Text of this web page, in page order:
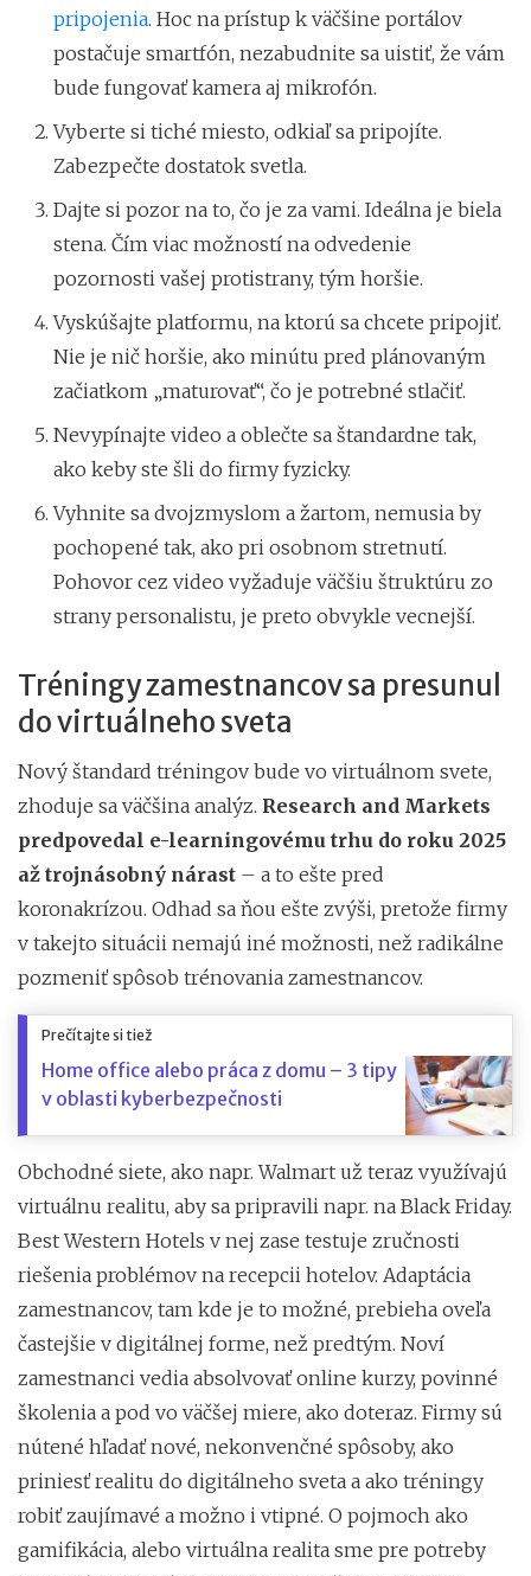
pripojenia. Hoc na prístup k väčšine portálov
postačuje smartfón, nezabudnite sa uistiť, že vám
bude fungovať kamera aj mikrofón.
Vyberte si tiché miesto, odkiaľ sa pripojíte.
Zabezpečte dostatok svetla.
Dajte si pozor na to, čo je za vami. Ideálna je biela
stena. Čím viac možností na odvedenie
pozornosti vašej protistrany, tým horšie.
Vyskúšajte platformu, na ktorú sa chcete pripojiť.
Nie je nič horšie, ako minútu pred plánovaným
začiatkom „maturovať“, čo je potrebné stlačiť.
Nevypínajte video a oblečte sa štandardne tak,
ako keby ste šli do firmy fyzicky.
Vyhnite sa dvojzmyslom a žartom, nemusia by
pochopené tak, ako pri osobnom stretnutí.
Pohovor cez video vyžaduje väčšiu štruktúru zo
strany personalistu, je preto obvykle vecnejší.
Tréningy zamestnancov sa presunul
do virtuálneho sveta
Nový štandard tréningov bude vo virtuálnom svete,
zhoduje sa väčšina analýz. Research and Markets
predpovedal e-learningovému trhu do roku 2025
až trojnásobný nárast – a to ešte pred
koronakrízou. Odhad sa ňou ešte zvýši, pretože firmy
v takejto situácii nemajú iné možnosti, než radikálne
pozmeniť spôsob trénovania zamestnancov.
Prečítajte si tiež
Home office alebo práca z domu – 3 tipy
v oblasti kyberbezpečnosti
Obchodné siete, ako napr. Walmart už teraz využívajú
virtuálnu realitu, aby sa pripravili napr. na Black Friday.
Best Western Hotels v nej zase testuje zručnosti
riešenia problémov na recepcii hotelov. Adaptácia
zamestnancov, tam kde je to možné, prebieha oveľa
častejšie v digitálnej forme, než predtým. Noví
zamestnanci vedia absolvovať online kurzy, povinné
školenia a pod vo väčšej miere, ako doteraz. Firmy sú
nútené hľadať nové, nekonvenčné spôsoby, ako
priniesť realitu do digitálneho sveta a ako tréningy
robiť zaujímavé a možno i vtipné. O pojmoch ako
gamifikácia, alebo virtuálna realita sme pre potreby